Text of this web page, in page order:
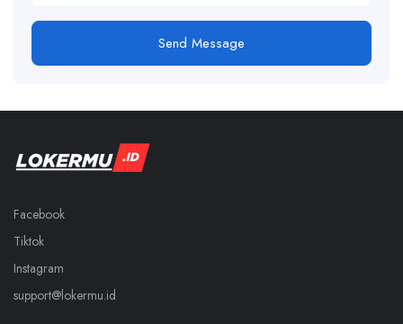
Send Message
Facebook
Tiktok
Instagram
support@lokermu.id